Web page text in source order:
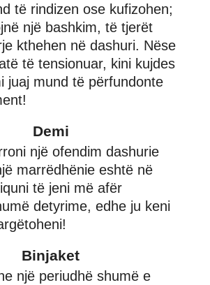
të rindizen ose kufizohen;
një bashkim, të tjerët
kthehen në dashuri. Nëse
të tensionuar, kini kujdes
juaj mund të përfundonte
Demi
një ofendim dashurie
marrëdhënie eshtë në
të jeni më afër
detyrime, edhe ju keni
Binjaket
një periudhë shumë e